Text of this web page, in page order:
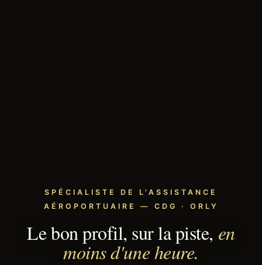
SPÉCIALISTE DE L'ASSISTANCE
AÉROPORTUAIRE — CDG · ORLY
Le bon profil, sur la piste, en
moins d'une heure.